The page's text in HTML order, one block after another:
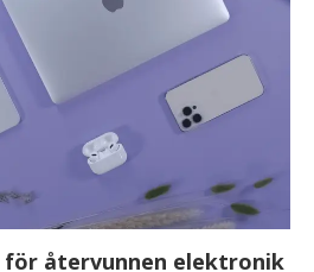
för återvunnen elektronik